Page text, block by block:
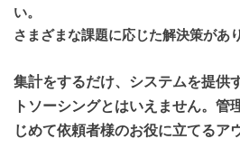
い。
さまざまな課題に応じた解決策があ
集計をするだけ、システムを提供
トソーシングとはいえません。管
じめて依頼者様のお役に立てるア